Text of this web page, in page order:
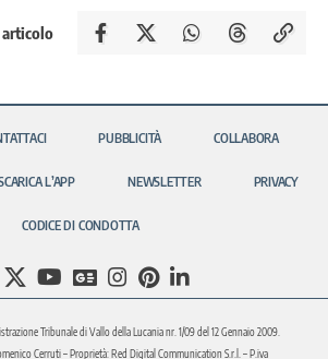
PUBBLICITÀ COLLABORA
L’APP NEWSLETTER PRIVACY
CODICE DI CONDOTTA
Tribunale di Vallo della Lucania nr. 1/09 del 12 Gennaio 2009.
Cerruti – Proprietà: Red Digital Communication S.r.l. – P.iva